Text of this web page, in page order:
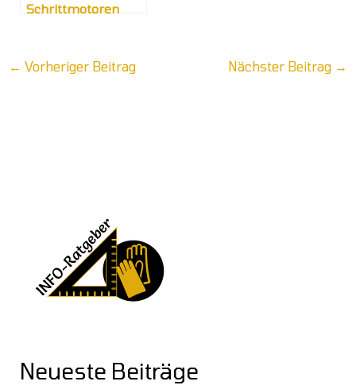
Schrittmotoren
← Vorheriger Beitrag Nächster Beitrag →
Neueste Beiträge